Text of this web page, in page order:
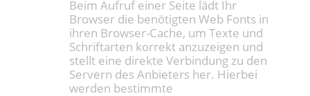
Beim Aufruf einer Seite lädt Ihr
Browser die benötigten Web Fonts in
ihren Browser-Cache, um Texte und
Schriftarten korrekt anzuzeigen und
stellt eine direkte Verbindung zu den
Servern des Anbieters her. Hierbei
werden bestimmte